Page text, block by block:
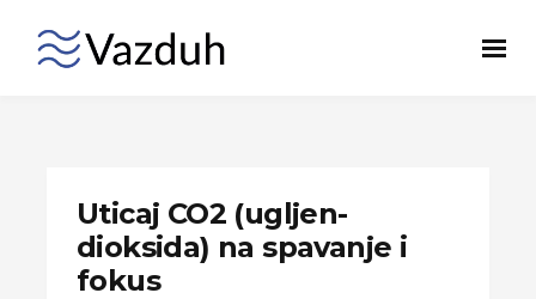
Uticaj CO2 (ugljen-
dioksida) na spavanje i
fokus